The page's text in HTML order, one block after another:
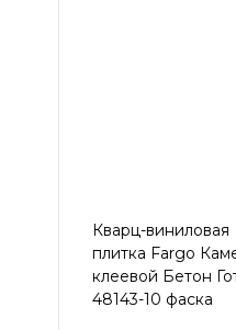
Кварц-виниловая
плитка Fargo
клеевой Бетон
48143-10 фаска